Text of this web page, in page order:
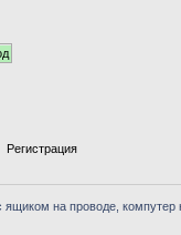
Регистрация
ящиком на проводе, компутер